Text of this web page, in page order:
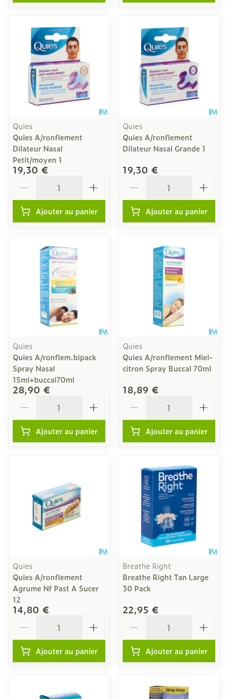
Quies
Quies A/ronflement
Dilateur Nasal
Petit/moyen 1
19,30 €
Ajouter au panier
Quies
Quies A/ronflement
Dilateur Nasal Grande 1
19,30 €
Ajouter au panier
Quies
Quies A/ronflem.bipack
Spray Nasal
15ml+buccal70ml
28,90 €
Ajouter au panier
Quies
Quies A/ronflement Miel-
citron Spray Buccal 70ml
18,89 €
Ajouter au panier
Quies
Quies A/ronflement
Agrume Nf Past A Sucer
12
14,80 €
Ajouter au panier
Breathe Right
Breathe Right Tan Large
30 Pack
22,95 €
Ajouter au panier